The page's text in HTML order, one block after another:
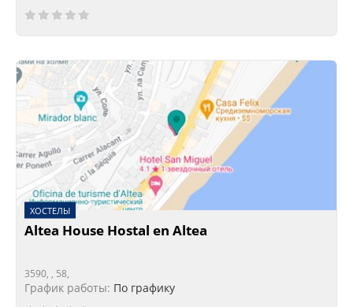
ХОСТЕЛЫ
Altea House Hostal en Altea
3590, , 58,
График работы: По графику